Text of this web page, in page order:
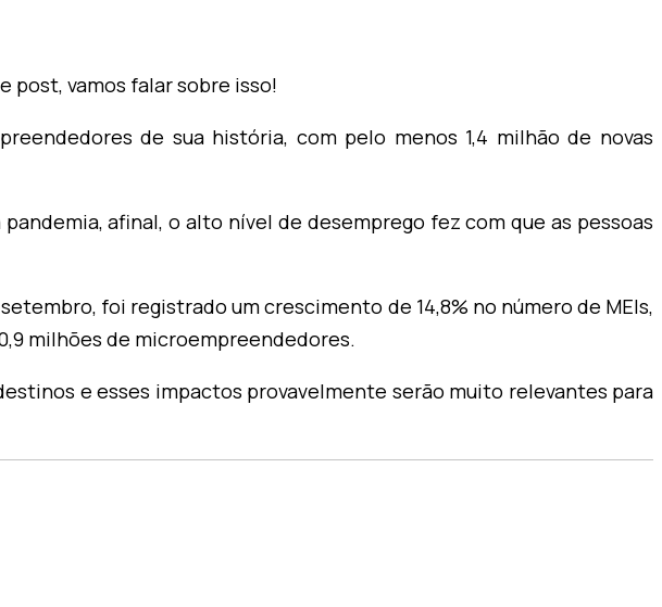
post, vamos falar sobre isso!
de sua história, com pelo menos 1,4 milhão de novas
afinal, o alto nível de desemprego fez com que as pessoas
foi registrado um crescimento de 14,8% no número de MEIs,
milhões de microempreendedores.
e esses impactos provavelmente serão muito relevantes para